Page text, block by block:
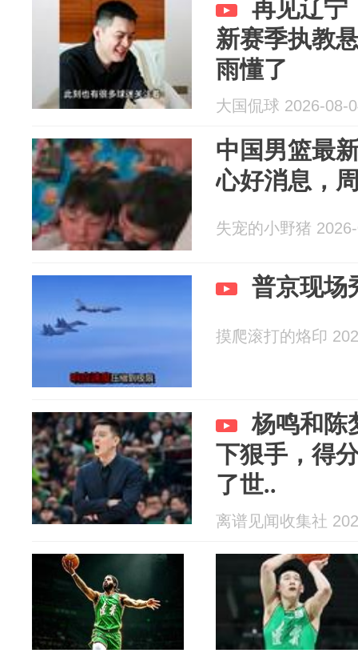
再见辽宁
新赛季执教
雨懂了
大国侃球 2026-08-
中国男篮最
心好消息，
失宠的小野猪
普京现场
摸爬滚打的烙印
杨鸣和陈
下狠手，得
了世..
离谱见闻收集社